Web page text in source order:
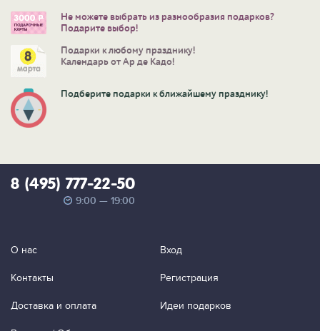
Не можете выбрать из разнообразия подарков?
Подарите выбор!
Подарки к любому празднику!
Календарь от Ар де Кадо!
Подберите подарки к ближайшему празднику!
8 (495) 777-22-50
9:00 — 19:00
О нас
Контакты
Доставка и оплата
Вход
Регистрация
Идеи подарков